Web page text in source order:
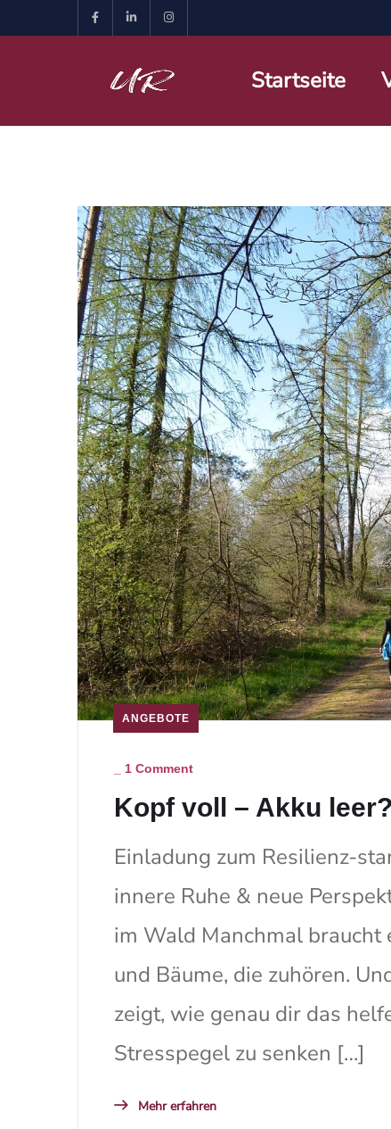
Startseite
ANGEBOTE
1 Comment
Kopf voll – Akku leer?
Einladung zum Resilienz-
innere Ruhe & neue
im Wald Manchmal braucht
und Bäume, die zuhören.
zeigt, wie genau dir das
Stresspegel zu senken […]
Mehr erfahren